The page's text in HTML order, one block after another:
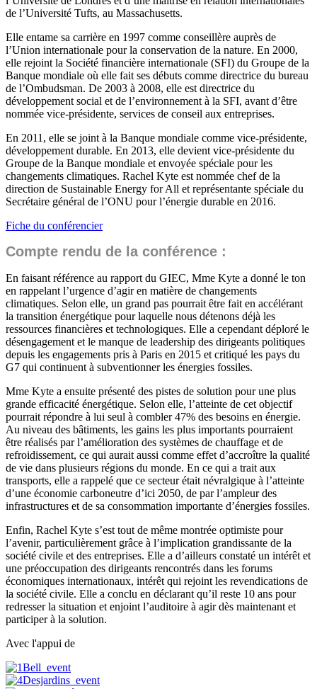
de l’Université Tufts, au Massachusetts.
Elle entame sa carrière en 1997 comme conseillère auprès de
l’Union internationale pour la conservation de la nature. En 2000,
elle rejoint la Société financière internationale (SFI) du Groupe de la
Banque mondiale où elle fait ses débuts comme directrice du bureau
de l’Ombudsman. De 2003 à 2008, elle est directrice du
développement social et de l’environnement à la SFI, avant d’être
nommée vice-présidente, services de conseil aux entreprises.
En 2011, elle se joint à la Banque mondiale comme vice-présidente,
développement durable. En 2013, elle devient vice-présidente du
Groupe de la Banque mondiale et envoyée spéciale pour les
changements climatiques. Rachel Kyte est nommée chef de la
direction de Sustainable Energy for All et représentante spéciale du
Secrétaire général de l’ONU pour l’énergie durable en 2016.
Fiche du conférencier
Compte rendu de la conférence :
En faisant référence au rapport du GIEC, Mme Kyte a donné le ton
en rappelant l’urgence d’agir en matière de changements
climatiques. Selon elle, un grand pas pourrait être fait en accélérant
la transition énergétique pour laquelle nous détenons déjà les
ressources financières et technologiques. Elle a cependant déploré le
désengagement et le manque de leadership des dirigeants politiques
depuis les engagements pris à Paris en 2015 et critiqué les pays du
G7 qui continuent à subventionner les énergies fossiles.
Mme Kyte a ensuite présenté des pistes de solution pour une plus
grande efficacité énergétique. Selon elle, l’atteinte de cet objectif
pourrait répondre à lui seul à combler 47% des besoins en énergie.
Au niveau des bâtiments, les gains les plus importants pourraient
être réalisés par l’amélioration des systèmes de chauffage et de
refroidissement, ce qui aurait aussi comme effet d’accroître la qualité
de vie dans plusieurs régions du monde. En ce qui a trait aux
transports, elle a rappelé que ce secteur était névralgique à l’atteinte
d’une économie carboneutre d’ici 2050, de par l’ampleur des
infrastructures et de sa consommation importante d’énergies fossiles.
Enfin, Rachel Kyte s’est tout de même montrée optimiste pour
l’avenir, particulièrement grâce à l’implication grandissante de la
société civile et des entreprises. Elle a d’ailleurs constaté un intérêt et
une préoccupation des dirigeants rencontrés dans les forums
économiques internationaux, intérêt qui rejoint les revendications de
la société civile. Elle a conclu en déclarant qu’il reste 10 ans pour
redresser la situation et enjoint l’auditoire à agir dès maintenant et
participer à la solution.
Avec l'appui de